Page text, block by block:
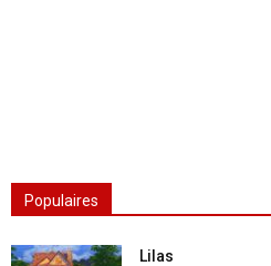
Populaires
Lilas